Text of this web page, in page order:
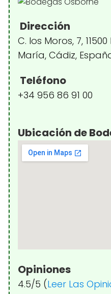
Dirección
C. los Moros, 7,
María, Cádiz,
Teléfono
+34 956 86 91 00
Ubicación de
Opiniones
4.5/5 (Leer Las